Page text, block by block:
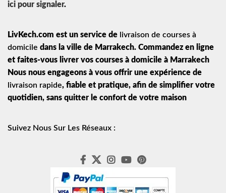
ici pour signaler.
LivKech.com est un service de livraison de courses à
domicile dans la ville de Marrakech. Commandez en ligne
et faites-vous livrer vos courses à domicile à Marrakech
Nous nous engageons à vous offrir une expérience de
livraison rapide, fiable et pratique, afin de simplifier votre
quotidien, sans quitter le confort de votre maison
Suivez Nous Sur Les Réseaux :